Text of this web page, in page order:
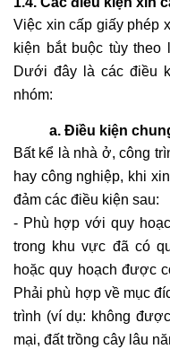
Việc xin cấp giấy phép
kiện bắt buộc tùy
Dưới đây là các điều
nhóm:
a. Điều kiện
Bất kể là nhà ở, công
hay công nghiệp, khi
đảm các điều kiện sau:
- Phù hợp với quy
trong khu vực đã có
hoặc quy hoạch được
Phải phù hợp về mục
trình (ví dụ: không
mại, đất trồng cây lâu